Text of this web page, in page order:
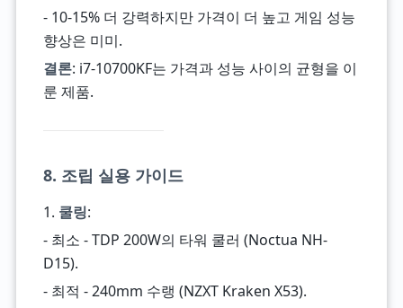
- 10-15% 더 강력하지만 가격이 더 높고 게임 성능
향상은 미미.
결론: i7-10700KF는 가격과 성능 사이의 균형을 이
룬 제품.
8. 조립 실용 가이드
1. 쿨링:
- 최소 - TDP 200W의 타워 쿨러 (Noctua NH-
D15).
- 최적 - 240mm 수랭 (NZXT Kraken X53).